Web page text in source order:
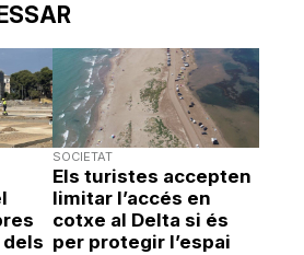
SOCIETAT
Els turistes accepten
limitar l’accés en
cotxe al Delta si és
per protegir l’espai